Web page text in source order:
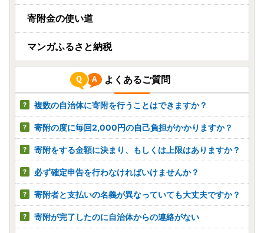
寄附金の使い道
マンガふるさと納税
よくあるご質問
複数の自治体に寄附を行うことはできますか？
寄附の度に毎回2,000円の自己負担がかかりますか？
寄附をする金額に決まり、もしくは上限はありますか？
必ず確定申告を行わなければいけませんか？
寄附者と支払いの名義が異なっていても大丈夫ですか？
寄附が完了したのに自治体からの連絡がない